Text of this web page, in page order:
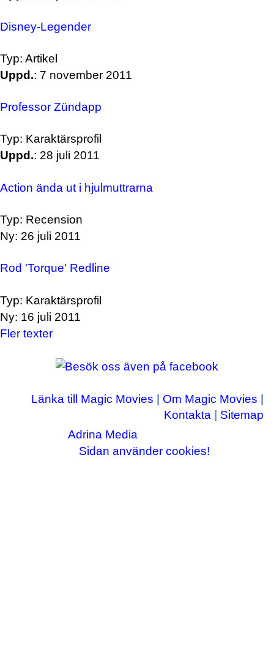
Disney-Legender
Typ: Artikel
Uppd.: 7 november 2011
Professor Zündapp
Typ: Karaktärsprofil
Uppd.: 28 juli 2011
Action ända ut i hjulmuttrarna
Typ: Recension
Ny: 26 juli 2011
Rod 'Torque' Redline
Typ: Karaktärsprofil
Ny: 16 juli 2011
Fler texter
Länka till Magic Movies Om Magic Movies
Kontakta
Sitemap
Copyright © 2003-2026Adrina Media
Sidan använder cookies!